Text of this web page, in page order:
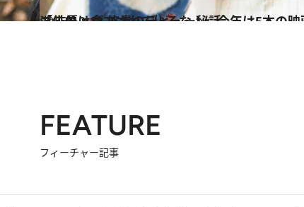
2023.10.13
「これはダマされているな！」今年は5本の映画に出演する若手 演技派俳優・倉 悠貴のデビュー秘話
カルチャー
FEATURE
フィーチャー記事